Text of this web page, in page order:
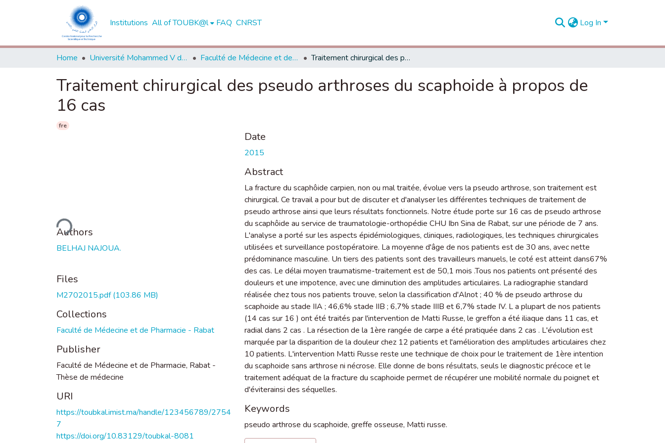
Institutions All of TOUBK@l FAQ CNRST Log In
Home Université Mohammed V de Rabat Faculté de Médecine et de Pharmacie - Rabat Traitement chirurgical des pseudo arthroses du scaphoide à propos de 16 cas
Traitement chirurgical des pseudo arthroses du scaphoide à propos de
16 cas
fre
Loading...
Authors
BELHAJ NAJOUA.
Files
M2702015.pdf(103.86 MB)
Collections
Faculté de Médecine et de Pharmacie - Rabat
Publisher
Faculté de Médecine et de Pharmacie, Rabat -
Thèse de médecine
URI
https://toubkal.imist.ma/handle/123456789/2754
7
https://doi.org/10.83129/toubkal-8081
Date
2015
Abstract
La fracture du scaphôide carpien, non ou mal traitée, évolue vers la pseudo arthrose, son traitement est
chirurgical. Ce travail a pour but de discuter et d'analyser les différentes techniques de traitement de
pseudo arthrose ainsi que leurs résultats fonctionnels. Notre étude porte sur 16 cas de pseudo arthrose
du scaphôide au service de traumatologie-orthopédie CHU Ibn Sina de Rabat, sur une période de 7 ans.
L'analyse a porté sur les aspects épidémiologiques, cliniques, radiologiques, les techniques chirurgicales
utilisées et surveillance postopératoire. La moyenne d'âge de nos patients est de 30 ans, avec nette
prédominance masculine. Un tiers des patients sont des travailleurs manuels, le coté est atteint dans67%
des cas. Le délai moyen traumatisme-traitement est de 50,1 mois .Tous nos patients ont présenté des
douleurs et une impotence, avec une diminution des amplitudes articulaires. La radiographie standard
réalisée chez tous nos patients trouve, selon la classification d'Alnot ; 40 % de pseudo arthrose du
scaphoide au stade IIA ; 46,6% stade IIB ; 6,7% stade IIIB et 6,7% stade IV. L a plupart de nos patients
(14 cas sur 16 ) ont été traités par l'intervention de Matti Russe, le greffon a été iliaque dans 11 cas, et
radial dans 2 cas . La résection de la 1ère rangée de carpe a été pratiquée dans 2 cas . L'évolution est
marquée par la disparition de la douleur chez 12 patients et l'amélioration des amplitudes articulaires chez
10 patients. L'intervention Matti Russe reste une technique de choix pour le traitement de 1ère intention
du scaphoide sans arthrose ni nécrose. Elle donne de bons résultats, seuls le diagnostic précoce et le
traitement adéquat de la fracture du scaphoide permet de récupérer une mobilité normale du poignet et
d'éviterainsi des séquelles.
Keywords
pseudo arthrose du scaphoide, greffe osseuse, Matti russe.